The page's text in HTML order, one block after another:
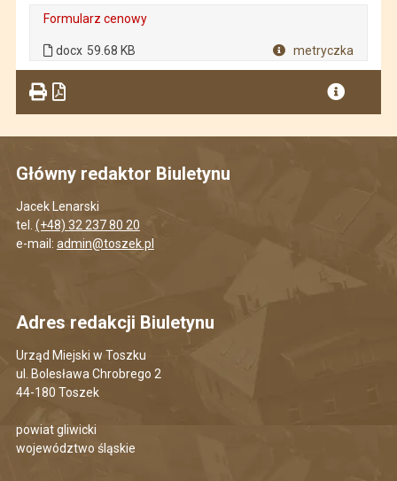
Formularz cenowy
docx 59.68 KB metryczka
Główny redaktor Biuletynu
Jacek Lenarski
tel. (+48) 32 237 80 20
e-mail: admin@toszek.pl
Adres redakcji Biuletynu
Urząd Miejski w Toszku
ul. Bolesława Chrobrego 2
44-180 Toszek
powiat gliwicki
województwo śląskie